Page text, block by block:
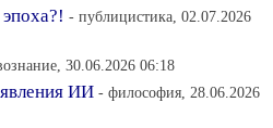
- публицистика, 02.07.2026
30.06.2026 06:18
ИИ - философия, 28.06.2026